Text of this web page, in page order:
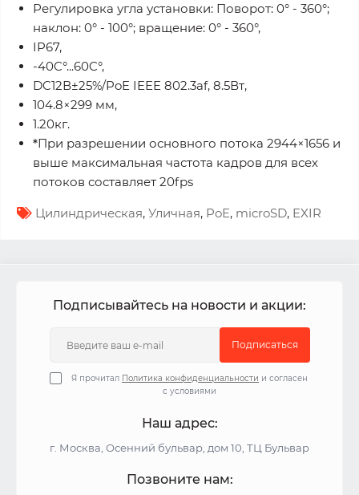
Регулировка угла установки: Поворот: 0° - 360°;
наклон: 0° - 100°; вращение: 0° - 360°,
IP67,
-40C°...60C°,
DC12В±25%/PoE IEEE 802.3af, 8.5Вт,
104.8×299 мм,
1.20кг.
*При разрешении основного потока 2944×1656 и
выше максимальная частота кадров для всех
потоков составляет 20fps
Цилиндрическая, Уличная, PoE, microSD, EXIR
Подписывайтесь на новости и акции:
Подписаться
Я прочитал Политика конфиденциальности и согласен
с условиями
Наш адрес:
г. Москва, Осенний бульвар, дом 10, ТЦ Бульвар
Позвоните нам: